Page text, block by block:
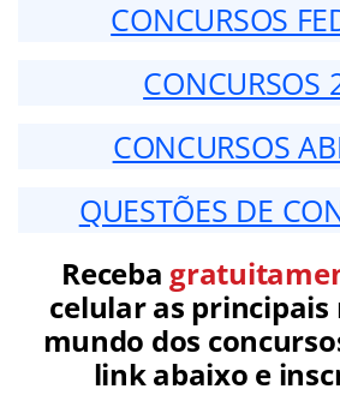
CONCURSOS
CONCURSOS
CONCURSOS
QUESTÕES DE
Receba
celular as principais
mundo dos
link abaixo e